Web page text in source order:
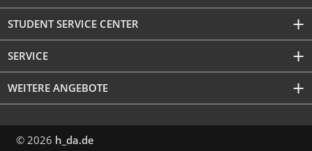
STUDENT SERVICE CENTER
SERVICE
WEITERE ANGEBOTE
© 2026 h_da.de